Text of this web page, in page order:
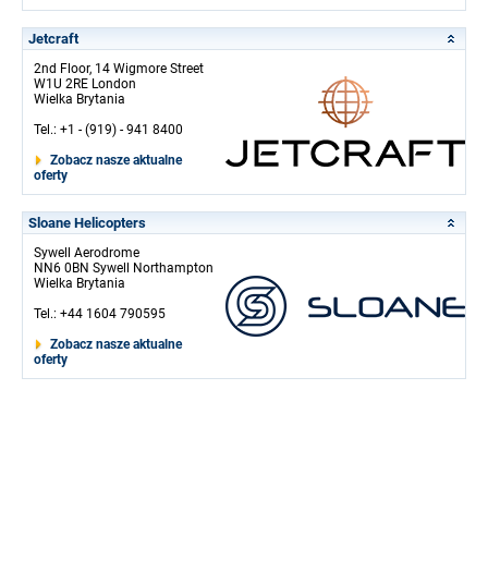
Jetcraft
2nd Floor, 14 Wigmore Street
W1U 2RE London
Wielka Brytania
Tel.: +1 - (919) - 941 8400
Zobacz nasze aktualne
oferty
Sloane Helicopters
Sywell Aerodrome
NN6 0BN Sywell Northampton
Wielka Brytania
Tel.: +44 1604 790595
Zobacz nasze aktualne
oferty